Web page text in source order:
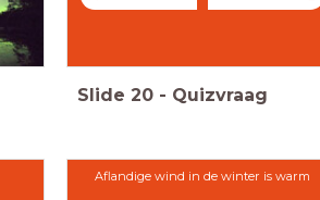
Slide 20 - Quizvraag
Aflandige wind in de winter is warm